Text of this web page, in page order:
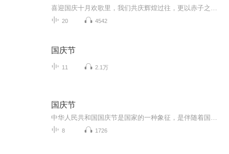
20 4542
国庆节
11 2.1万
国庆节
8 1726